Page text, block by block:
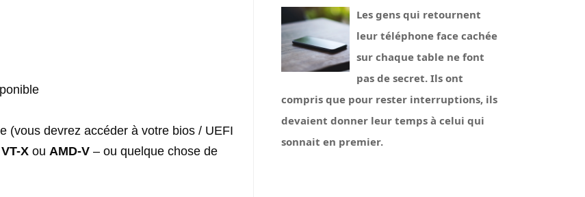
(vous devrez accéder à votre bios / UEFI
X ou AMD-V – ou quelque chose de
Les gens qui retournent
leur téléphone face cachée
sur chaque table ne font
pas de secret. Ils ont
compris que pour rester interruptions, ils
devaient donner leur temps à celui qui
sonnait en premier.